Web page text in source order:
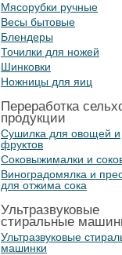
Мясорубки ручные
Весы бытовые
Блендеры
Точилки для ножей
Шинковки
Ножницы для яиц
Переработка
продукции
Сушилка для овощей и
фруктов
Соковыжималки и
Виноградомялка и
для отжима сока
Ультразвуковые
стиральные
Ультразвуковые
машинки